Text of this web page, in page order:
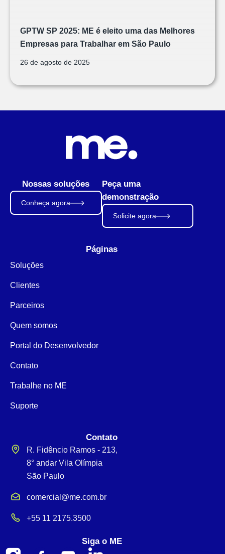
GPTW SP 2025: ME é eleito uma das Melhores
Empresas para Trabalhar em São Paulo
26 de agosto de 2025
Nossas soluções
Conheça agora
Peça uma
demonstração
Solicite agora
Páginas
Soluções
Clientes
Parceiros
Quem somos
Portal do Desenvolvedor
Contato
Trabalhe no ME
Suporte
Contato
R. Fidêncio Ramos - 213,
8° andar Vila Olímpia
São Paulo
comercial@me.com.br
+55 11 2175.3500
Siga o ME